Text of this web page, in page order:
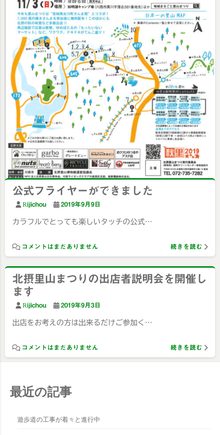
公式フライヤーができました
Rijichou 2019年9月9日
カラフルでとっても楽しいタッチの公式…
コメントはまだありません 続きを読む
北摂里山まつりの出店者説明会を開催し
ます
Rijichou 2019年9月3日
出店をお考えの方は出来るだけご参加く…
コメントはまだありません 続きを読む
最近の記事
遊歩道の工事が着々と進行中